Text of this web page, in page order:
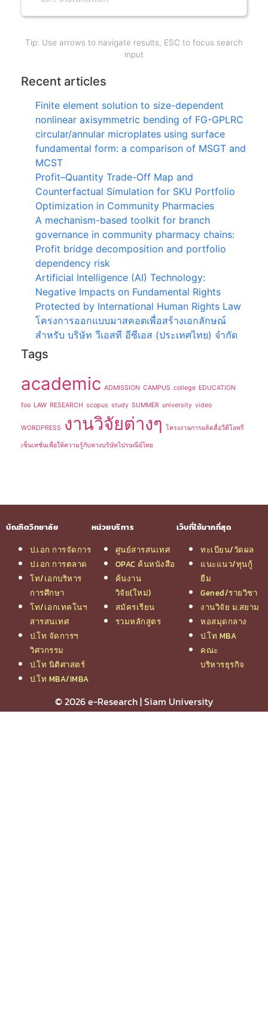
Tip: Use arrows to navigate results, ESC to focus search
input
Recent articles
Finite element solution to size-dependent
nonlinear axisymmetric bending of FG-GPLRC
circular/annular microplates using surface
fundamental form: a comparison of MSGT and
MCST
Profit–Quantity Trade-Off Map and
Counterfactual Simulation for SKU Portfolio
Optimization in Community Pharmacies
A mechanism-based toolkit for branch
governance in community pharmacy chains:
Profit bridge decomposition and portfolio
dependency risk
Artificial Intelligence (AI) Technology:
Negative Impacts on Fundamental Rights
Protected by International Human Rights Law
โครงการออกแบบมาสคอตเพื่อสร้างเอกลักษณ์
สำหรับ บริษัท วีเอสที อีซีเอส (ประเทศไทย) จำกัด
Tags
academic ADMISSION CAMPUS college EDUCATION
foo LAW RESEARCH scopus study SUMMER university video
WORDPRESS งานวิจัยต่างๆ โครงงานการผลิตสื่อวีดีโอพรี
เซ็นเทชั่นเพื่อให้ความรู้กับทางบริษัทไปรษณีย์ไทย
บัณฑิตวิทยาลัย
ป.เอก การจัดการ
ป.เอก การตลาด
โท/เอกบริหาร
การศึกษา
โท/เอกเทคโนฯ
สารสนเทศ
ป.โท จัดการฯ
วิศวกรรม
ป.โท นิติศาสตร์
ป.โท MBA/IMBA
หน่วยบริการ
ศูนย์สารสนเทศ
OPAC ค้นหนังสือ
ค้นงาน
วิจัย(ใหม่)
สมัครเรียน
รวมหลักสูตร
เว็บที่ใช้มากที่สุด
ทะเบียน/วัดผล
แนะแนว/ทุนกู้
ยืม
Gened/รายวิชา
งานวิจัย ม.สยาม
หอสมุดกลาง
ป.โท MBA
คณะ
บริหารธุรกิจ
© 2026 e-Research | Siam University